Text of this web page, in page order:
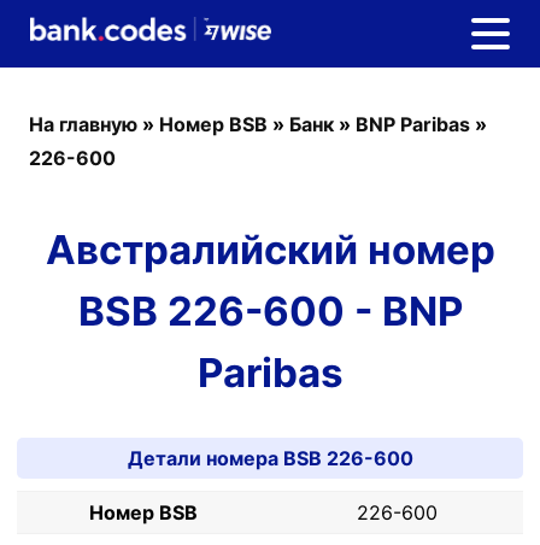
На главную » Номер BSB » Банк » BNP Paribas »
226-600
Австралийский номер
BSB 226-600 - BNP
Paribas
Детали номера BSB 226-600
Номер BSB
226-600